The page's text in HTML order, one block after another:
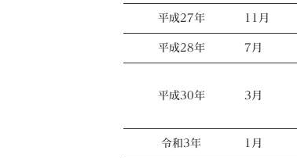
平成27年 11月
平成28年 7月
平成30年 3月
令和3年 1月